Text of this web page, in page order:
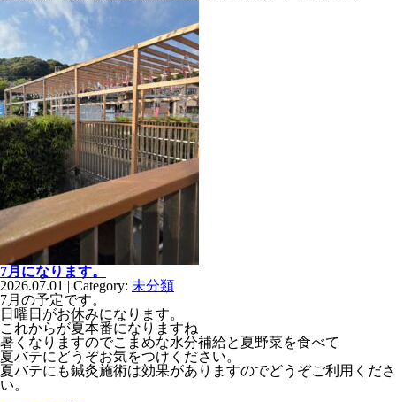
7月になります。
2026.07.01 | Category: 未分類
7月の予定です。
日曜日がお休みになります。
これからが夏本番になりますね
暑くなりますのでこまめな水分補給と夏野菜を食べて
夏バテにどうぞお気をつけください。
夏バテにも鍼灸施術は効果がありますのでどうぞご利用くださ
い。